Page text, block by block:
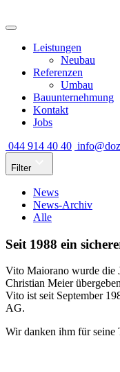
Leistungen
Neubau
Referenzen
Umbau
Bauunternehmung
Kontakt
Jobs
044 914 40 40
Filter
News
News-Archiv
Alle
Seit 1988 ein
Vito Maiorano wurde die
Christian Meier
Vito ist seit September
AG.
Wir danken ihm für seine